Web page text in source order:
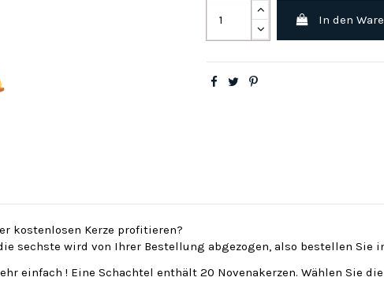
In den
kostenlosen Kerze profitieren?
sechste wird von Ihrer Bestellung abgezogen, also bestellen Sie
einfach ! Eine Schachtel enthält 20 Novenakerzen. Wählen Sie